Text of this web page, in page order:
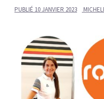
PUBLIÉ 10 JANVIER 2023